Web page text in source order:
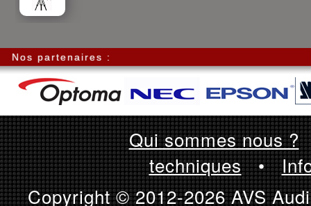
Nos partenaires :
Qui sommes nous ?
techniques•
Copyright © 2012-2026 AVS